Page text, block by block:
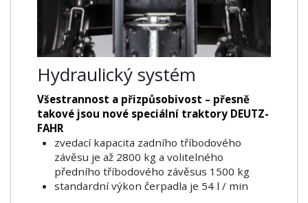
Hydraulický systém
Všestrannost a přizpůsobivost – přesně
takové jsou nové speciální traktory DEUTZ-
FAHR
zvedací kapacita zadního tříbodového
závěsu je až 2800 kg a volitelného
předního tříbodového závěsus 1500 kg
standardní výkon čerpadla je 54 l / min